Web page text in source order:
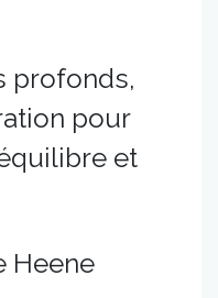
profonds,
pour
et
Heene